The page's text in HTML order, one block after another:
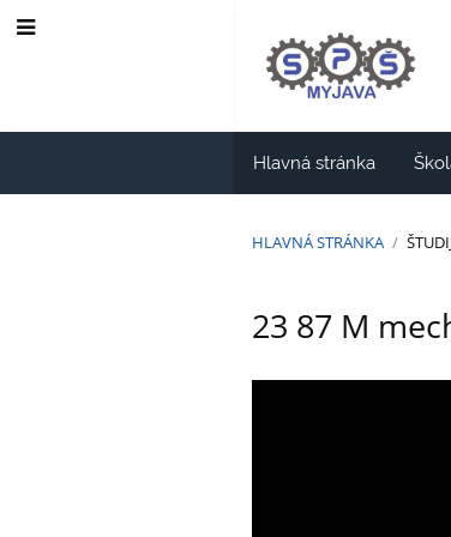
Hlavná stránka
HLAVNÁ STRÁNKA /
23 87 M